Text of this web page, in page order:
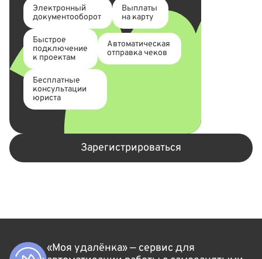
Электронный
документооборот
Выплаты
на карту
Быстрое
подключение
к проектам
Автоматическая
отправка чеков
Бесплатные
консультации
юриста
Зарегистрироваться
«Моя удалёнка» — сервис для